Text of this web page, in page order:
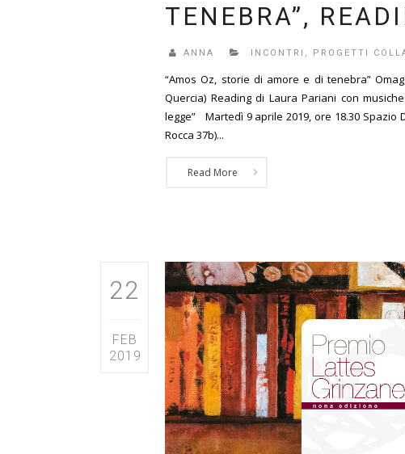
TENEBRA”,
ANNA INCONTRI PROGETTI
“Amos Oz, storie di amore e di tenebra”
Quercia) Reading di Laura Pariani con
legge” Martedì 9 aprile 2019, ore 18.30 Spazio
Rocca 37b)...
Read More
22
FEB
2019